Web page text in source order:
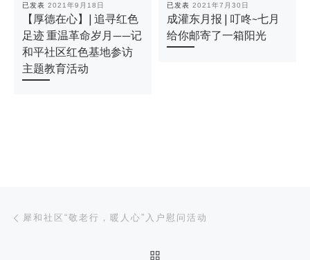
已发表 2021年9月18日
【厚德在心】| 追寻红色
足迹 重温革命岁月——记
和平社区红色基地参访
主题教育活动
已发表 2021年7月30日
成灌东月报 | 叮咚~七月
给你邮寄了一箱阳光
文章导航
犀和社区“敬老行，暖人心”入户慰问活动